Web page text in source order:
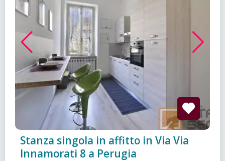
Stanza singola in affitto in Via Via
Innamorati 8 a Perugia